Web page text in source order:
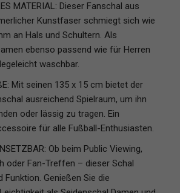
MATERIAL: Dieser Fanschal aus
Kunstfaser schmiegt sich wie
an Hals und Schultern. Als
ebenso passend wie für Herren
waschbar.
Mit seinen 135 x 15 cm bietet der
ausreichend Spielraum, um ihn
oder lässig zu tragen. Ein
für alle Fußball-Enthusiasten.
Ob beim Public Viewing,
oder Fan-Treffen – dieser Schal
Funktion. Genießen Sie die